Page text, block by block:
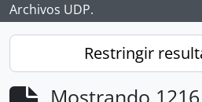
Archivos UDP.
Restringir
Mostrando